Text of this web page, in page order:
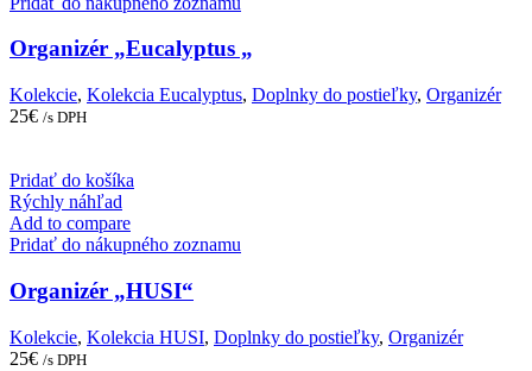
Organizér „Eucalyptus „
Kolekcie, Kolekcia Eucalyptus, Doplnky do postieľky, Organizér
25€ /s DPH
Pridať do košíka
Rýchly náhľad
Add to compare
Pridať do nákupného zoznamu
Organizér „HUSI“
Kolekcie, Kolekcia HUSI, Doplnky do postieľky, Organizér
25€ /s DPH